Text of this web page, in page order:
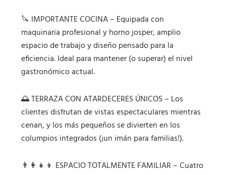
🔪 IMPORTANTE COCINA – Equipada con
maquinaria profesional y horno josper, amplio
espacio de trabajo y diseño pensado para la
eficiencia. Ideal para mantener (o superar) el nivel
gastronómico actual.
🌅 TERRAZA CON ATARDECERES ÚNICOS – Los
clientes disfrutan de vistas espectaculares mientras
cenan, y los más pequeños se divierten en los
columpios integrados (¡un imán para familias!).
👨‍👩‍👧‍👦 ESPACIO TOTALMENTE FAMILIAR – Cuatro